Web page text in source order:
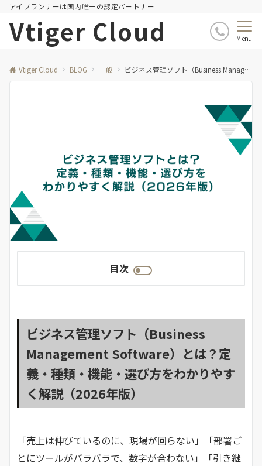
アイプランナーは国内唯一の認定パートナー
Vtiger Cloud Menu
Vtiger Cloud BLOG 一般 ビジネス管理ソフト（Business Management Software）とは？定義・種類・機能・選び方をわかりやすく解説（2026年版）
目次
ビジネス管理ソフト（Business
Management Software）とは？定
義・種類・機能・選び方をわかりやす
く解説（2026年版）
「売上は伸びているのに、現場が回らない」「部署ご
とにツールがバラバラで、数字が合わない」「引き継